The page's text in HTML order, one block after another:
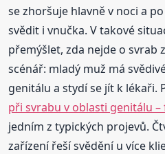
se zhoršuje hlavně v noci a
svědit i vnučka. V takové
přemýšlet, zda nejde o svrab
scénář: mladý muž má
genitálu a stydí se jít k lékaři.
při svrabu v oblasti genitálu
jedním z typických projevů.
zařízení řeší svědění u více